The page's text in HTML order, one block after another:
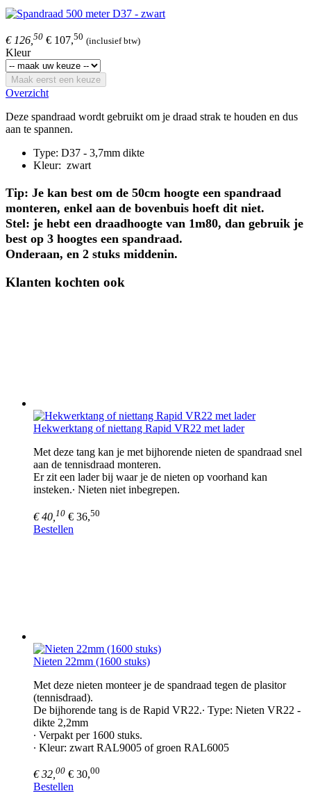
€ 126, 50 € 107,50 (inclusief btw)
Kleur
Maak eerst een keuze
Overzicht
Deze spandraad wordt gebruikt om je draad strak te houden en dus
aan te spannen.
Type: D37 - 3,7mm dikte
Kleur: zwart
Tip: Je kan best om de 50cm hoogte een spandraad
monteren, enkel aan de bovenbuis hoeft dit niet.
Stel: je hebt een draadhoogte van 1m80, dan gebruik je
best op 3 hoogtes een spandraad.
Onderaan, en 2 stuks middenin.
Klanten kochten ook
Hekwerktang of niettang Rapid VR22 met lader
Met deze tang kan je met bijhorende nieten de spandraad snel
aan de tennisdraad monteren.
Er zit een lader bij waar je de nieten op voorhand kan
insteken.∙ Nieten niet inbegrepen.
€ 40, 10 € 36,50
Bestellen
Nieten 22mm (1600 stuks)
Met deze nieten monteer je de spandraad tegen de plasitor
(tennisdraad).
De bijhorende tang is de Rapid VR22.∙ Type: Nieten VR22 -
dikte 2,2mm
∙ Verpakt per 1600 stuks.
∙ Kleur: zwart RAL9005 of groen RAL6005
€ 32, 00 € 30,00
Bestellen